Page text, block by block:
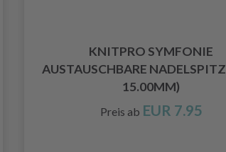
KNITPRO SYMFONIE
AUSTAUSCHBARE
15.00MM)
Preis ab EUR 7.95